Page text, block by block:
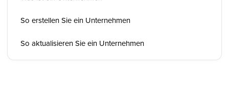
So erstellen Sie ein Unternehmen
So aktualisieren Sie ein Unternehmen